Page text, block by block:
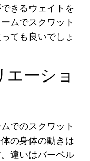
きるウェイトを
ムでスクワット
ても良いでしょ
ーショ
でのスクワット
の身体の動きは
違いはバーベル